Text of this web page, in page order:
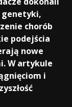
genetyki,
chorób
podejścia
nowe
W artykule
i